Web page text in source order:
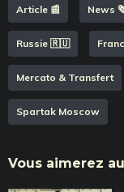
Article 📰 News
Russie 🇷🇺
Mercato & Transfert
Spartak Moscow
Vous aimerez